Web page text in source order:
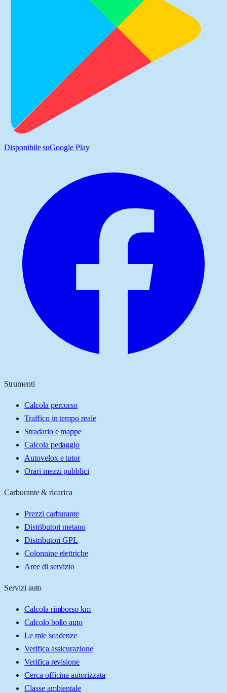
Disponibile suGoogle Play
Strumenti
Calcola percorso
Traffico in tempo reale
Stradario e mappe
Calcola pedaggio
Autovelox e tutor
Orari mezzi pubblici
Carburante & ricarica
Prezzi carburante
Distributori metano
Distributori GPL
Colonnine elettriche
Aree di servizio
Servizi auto
Calcola rimborso km
Calcolo bollo auto
Le mie scadenze
Verifica assicurazione
Verifica revisione
Cerca officina autorizzata
Classe ambientale